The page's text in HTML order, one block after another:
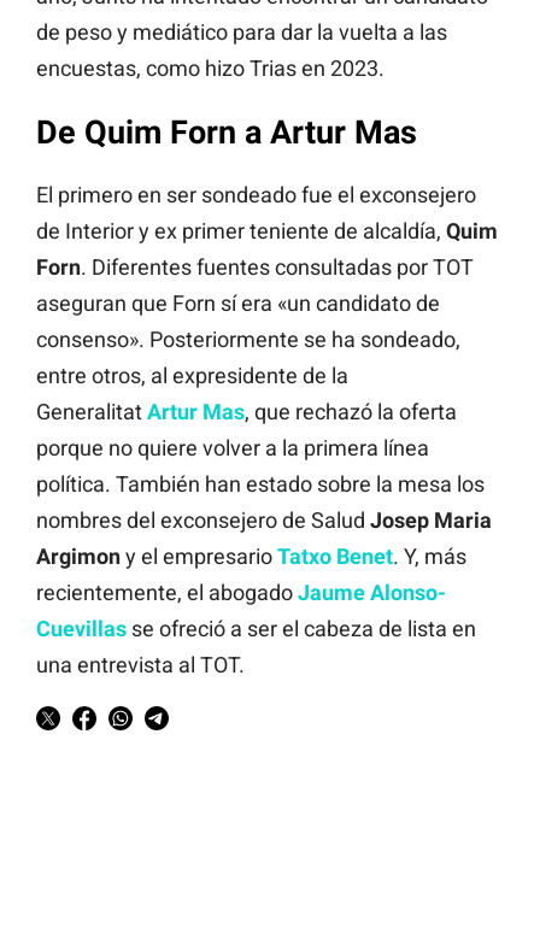
de peso y mediático para dar la vuelta a las
encuestas, como hizo Trias en 2023.
De Quim Forn a Artur Mas
El primero en ser sondeado fue el exconsejero
de Interior y ex primer teniente de alcaldía, Quim
Forn. Diferentes fuentes consultadas por TOT
aseguran que Forn sí era «un candidato de
consenso». Posteriormente se ha sondeado,
entre otros, al expresidente de la
GeneralitatArtur Mas, que rechazó la oferta
porque no quiere volver a la primera línea
política. También han estado sobre la mesa los
nombres del exconsejero de Salud Josep Maria
Argimony el empresarioTatxo Benet. Y, más
recientemente, el abogadoJaume Alonso-
Cuevillas se ofreció a ser el cabeza de lista en
una entrevista al TOT.